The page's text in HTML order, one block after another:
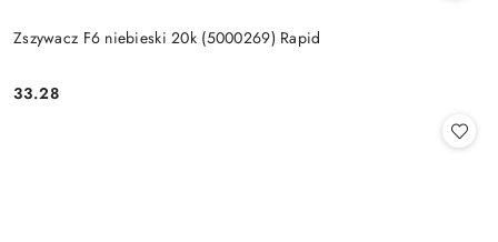
Zszywacz F6 niebieski 20k (5000269) Rapid
Cena:
33.28